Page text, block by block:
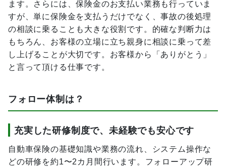
ます。さらには、保険金のお支払い業務も行っていま
すが、単に保険金を支払うだけでなく、事故の後処理
の相談に乗ることも大きな役割です。的確な判断力は
もちろん、お客様の立場に立ち親身に相談に乗って差
し上げることが大切です。お客様から「ありがとう」
と言って頂ける仕事です。
フォロー体制は？
充実した研修制度で、未経験でも安心です
自動車保険の基礎知識や業務の流れ、システム操作な
どの研修を約1〜2カ月間行います。フォローアップ研